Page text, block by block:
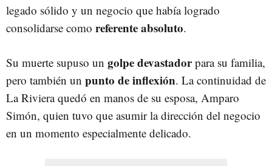
legado sólido y un negocio que había logrado
consolidarse como referente absoluto.
Su muerte supuso un golpe devastadorpara su familia,
pero también un punto de inflexión. La continuidad de
La Riviera quedó en manos de su esposa, Amparo
Simón, quien tuvo que asumir la dirección del negocio
en un momento especialmente delicado.